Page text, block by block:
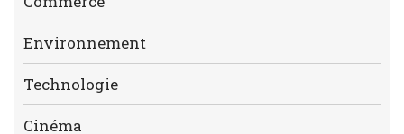
Environnement
Technologie
Cinéma